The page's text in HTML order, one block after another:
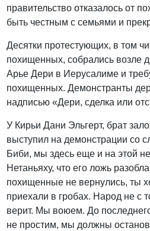
правительство отказалось от
быть честным с семьями и
Десятки протестующих, в том
похищенных, собрались возле
Арье Дери в Иерусалиме и
похищенных. Демонстранты
надписью «Дери, сделка или
У Кирьи Дани Эльгерт, брат
выступил на демонстрации со
Биби, мы здесь еще и на этой
Нетаньяху, что его ложь
похищенные не вернулись, ты
приехали в гробах. Народ не с
верит. Мы воюем. До
не простим, мы должны